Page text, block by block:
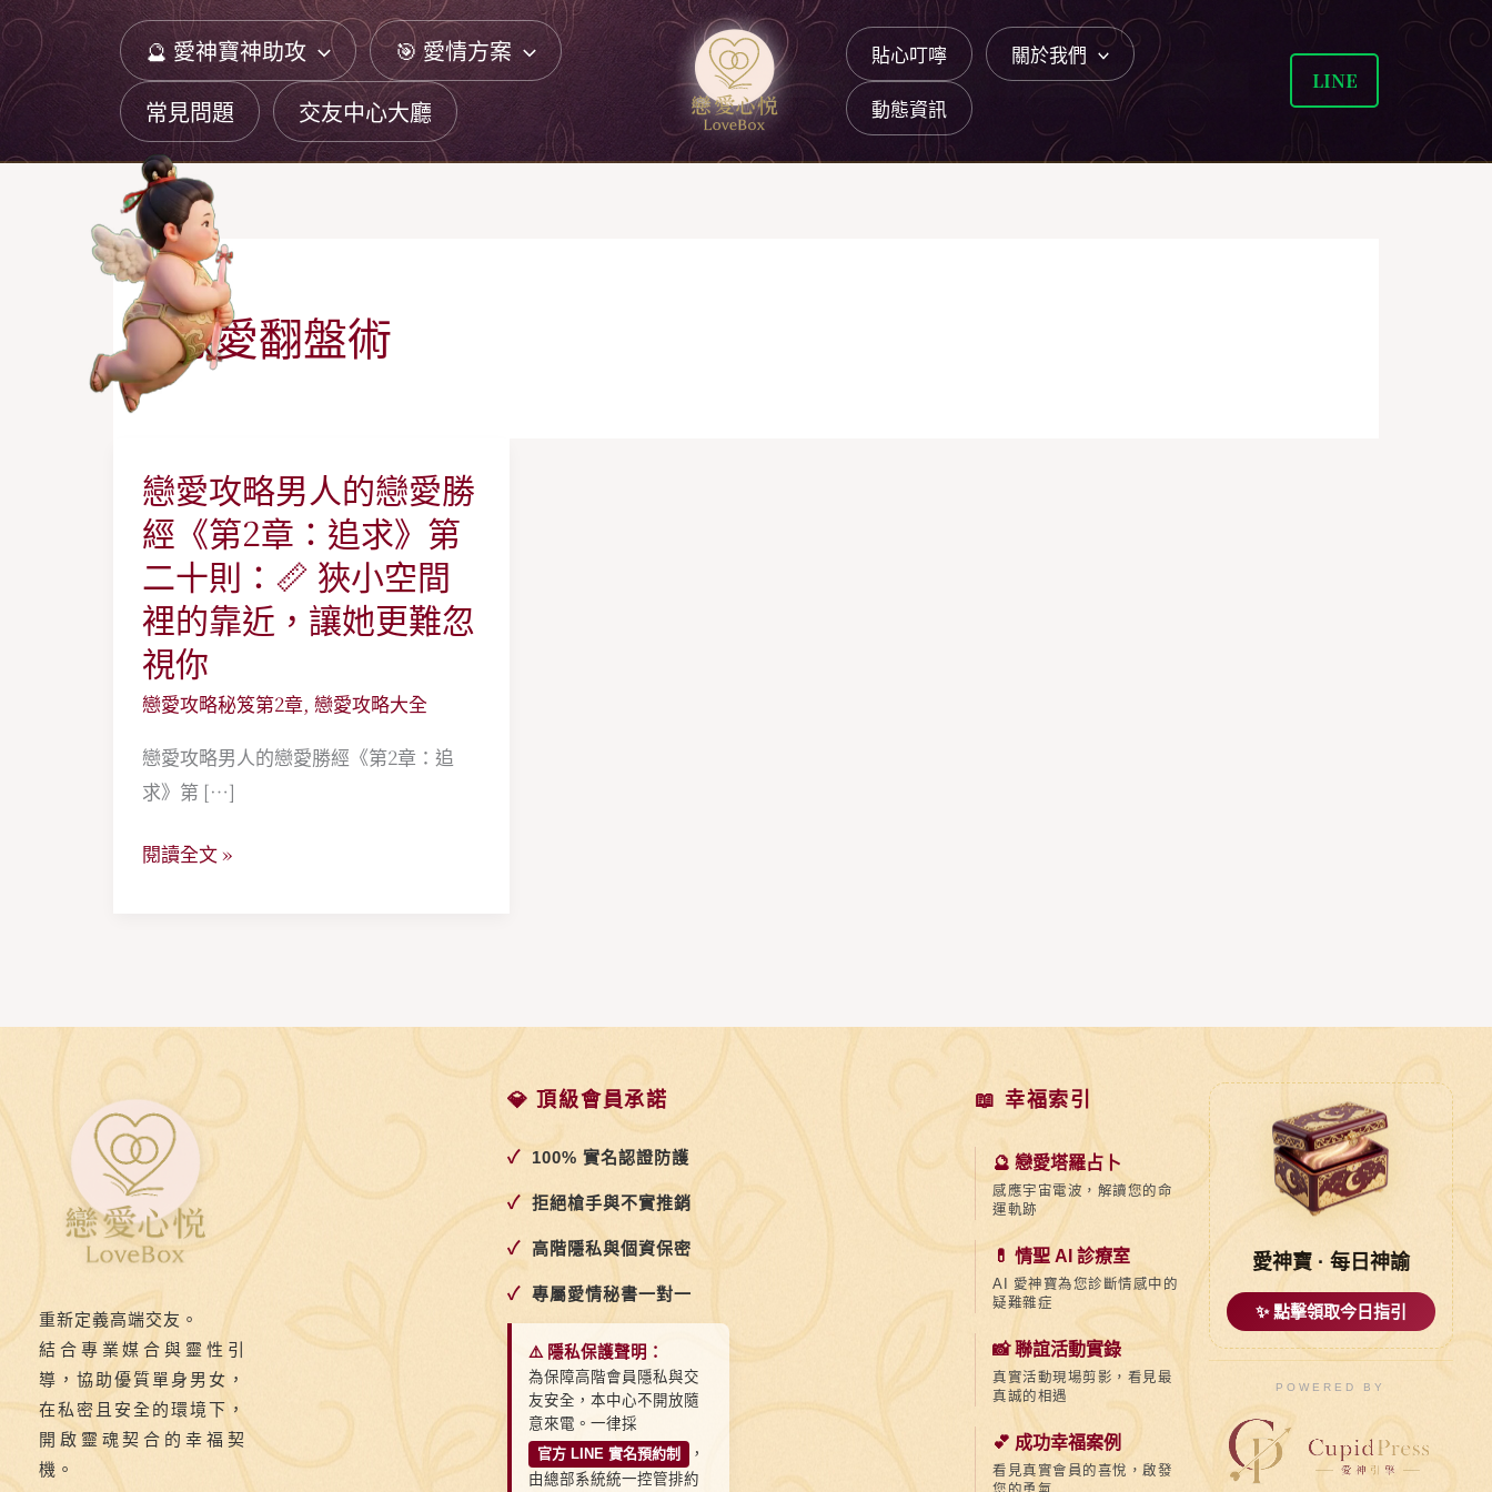
跳
至
主
要
內
🔮 愛神寶神助攻
🎯 愛情方案
常見問題
交友中心大廳
貼心叮嚀
關於我們
動態資訊
LINE
戀愛翻盤術
戀愛攻略男人的戀愛勝
經《第2章：追求》第
二十則：📏 狹小空間
裡的靠近，讓她更難忽
視你
戀愛攻略秘笈第2章, 戀愛攻略大全
戀愛攻略男人的戀愛勝經《第2章：追
求》第 […]
戀
愛
攻
略
男
人
的
愛
勝
《第
第
十
則：
📏
狹
小
間
裡
的
靠
近，
閱讀全文 »
重新定義高端交友。
結合專業媒合與靈性引
導，協助優質單身男女，
在私密且安全的環境下，
開啟靈魂契合的幸福契
機。
💎 頂級會員承諾
✓ 100% 實名認證防護
✓ 拒絕槍手與不實推銷
✓ 高階隱私與個資保密
✓ 專屬愛情秘書一對一
⚠️ 隱私保護聲明：
為保障高階會員隱私與交
友安全，本中心不開放隨
意來電。一律採
官方 LINE 實名預約制
，
由總部系統統一控管排約
📖 幸福索引
🔮 戀愛塔羅占卜
感應宇宙電波，解讀您的命
運軌跡
💊 情聖 AI 診療室
AI 愛神寶為您診斷情感中的
疑難雜症
📸 聯誼活動實錄
真實活動現場剪影，看見最
真誠的相遇
💕 成功幸福案例
看見真實會員的喜悅，啟發
愛神寶 · 每日神諭
✨ 點擊領取今日指引
POWERED BY